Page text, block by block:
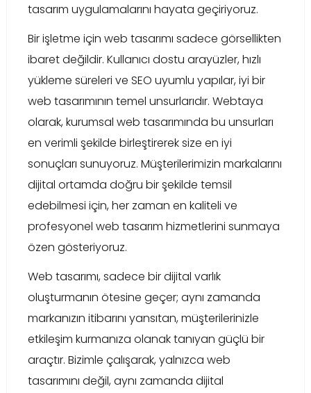
tasarım uygulamalarını hayata geçiriyoruz.
Bir işletme için web tasarımı sadece görsellikten
ibaret değildir. Kullanıcı dostu arayüzler, hızlı
yükleme süreleri ve SEO uyumlu yapılar, iyi bir
web tasarımının temel unsurlarıdır. Webtaya
olarak, kurumsal web tasarımında bu unsurları
en verimli şekilde birleştirerek size en iyi
sonuçları sunuyoruz. Müşterilerimizin markalarını
dijital ortamda doğru bir şekilde temsil
edebilmesi için, her zaman en kaliteli ve
profesyonel web tasarım hizmetlerini sunmaya
özen gösteriyoruz.
Web tasarımı, sadece bir dijital varlık
oluşturmanın ötesine geçer; aynı zamanda
markanızın itibarını yansıtan, müşterilerinizle
etkileşim kurmanıza olanak tanıyan güçlü bir
araçtır. Bizimle çalışarak, yalnızca web
tasarımını değil, aynı zamanda dijital